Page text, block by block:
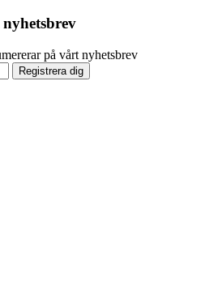
på vårt nyhetsbrev
Registrera dig